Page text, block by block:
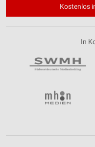
Kostenlos
In